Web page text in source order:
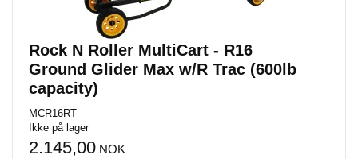
Rock N Roller MultiCart - R16
Ground Glider Max w/R Trac (600lb
capacity)
MCR16RT
Ikke på lager
2.145,00 NOK